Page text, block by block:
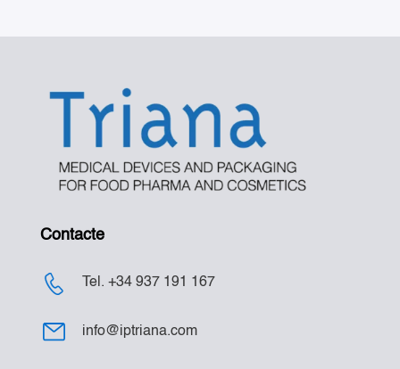
Contacte
Tel. +34 937 191 167
info@iptriana.com